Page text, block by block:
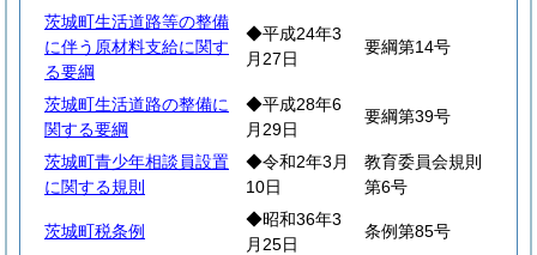
茨城町生活道路等の整備
に伴う原材料支給に関す
る要綱
◆平成24年3
月27日
要綱第14号
茨城町生活道路の整備に
関する要綱
◆平成28年6
月29日
要綱第39号
茨城町青少年相談員設置
に関する規則
◆令和2年3月
10日
教育委員会規則
第6号
茨城町税条例
◆昭和36年3
月25日
条例第85号